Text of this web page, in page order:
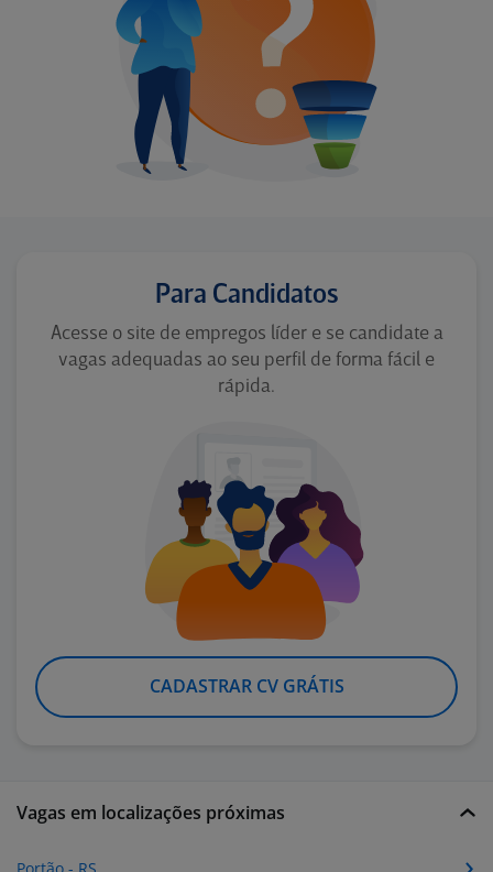
Para Candidatos
Acesse o site de empregos líder e se candidate a
vagas adequadas ao seu perfil de forma fácil e
rápida.
CADASTRAR CV GRÁTIS
Vagas em localizações próximas